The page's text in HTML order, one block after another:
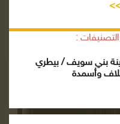
>>
التصنيفات :
بني سويف / بيطري
وأسمدة